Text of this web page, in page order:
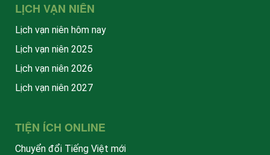
LỊCH VẠN NIÊN
Lịch vạn niên hôm nay
Lịch vạn niên 2025
Lịch vạn niên 2026
Lịch vạn niên 2027
TIỆN ÍCH ONLINE
Chuyển đổi Tiếng Việt mới